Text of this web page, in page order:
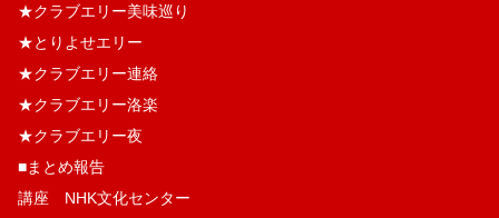
★クラブエリー美味巡り
★とりよせエリー
★クラブエリー連絡
★クラブエリー洛楽
★クラブエリー夜
■まとめ報告
講座 NHK文化センター